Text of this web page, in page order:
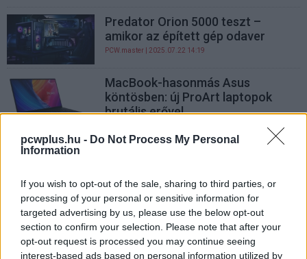
pcwplus.hu - Do Not Process My Personal
Information
If you wish to opt-out of the sale, sharing to third parties, or
processing of your personal or sensitive information for
targeted advertising by us, please use the below opt-out
section to confirm your selection. Please note that after your
opt-out request is processed you may continue seeing
interest-based ads based on personal information utilized by
Predator Orion 5000 teszt –
amikor az épített gép odaver
PCW.master | 2025.07.22 14:19
MacBook-hasonmás Asus
köntösben: új ProArt laptopok
brutális erővel
tőle
PR cikk| 2025.07.11 13:50
Egy csodálatos modder
megépítette a Fallout terminálját
PCW.lite | 2025.06.30 21:02